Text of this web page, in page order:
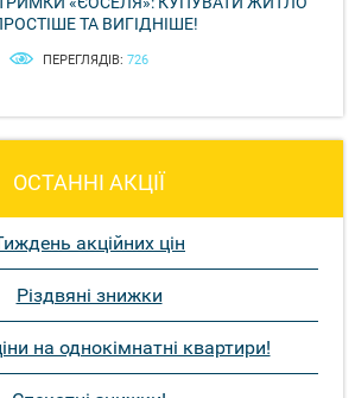
ТА ВИГІДНІШЕ!
ПЕРЕГЛЯДІВ: 726
ОСТАННІ АКЦІЇ
акційних цін
Різдвяні знижки
на однокімнатні квартири!